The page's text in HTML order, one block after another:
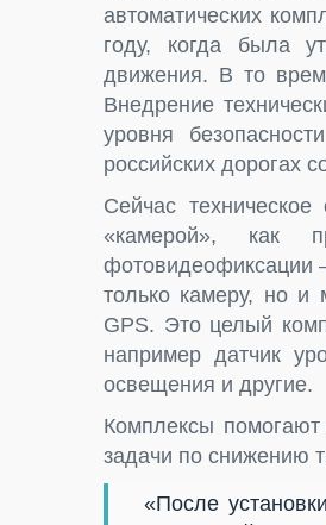
автоматических
году, когда была
движения. В то
Внедрение
уровня
российских дорогах
Сейчас
«камерой», как
фотовидеофиксации
только камеру, но и
GPS. Это целый
например датчик
освещения и другие.
Комплексы
задачи по снижению
«После